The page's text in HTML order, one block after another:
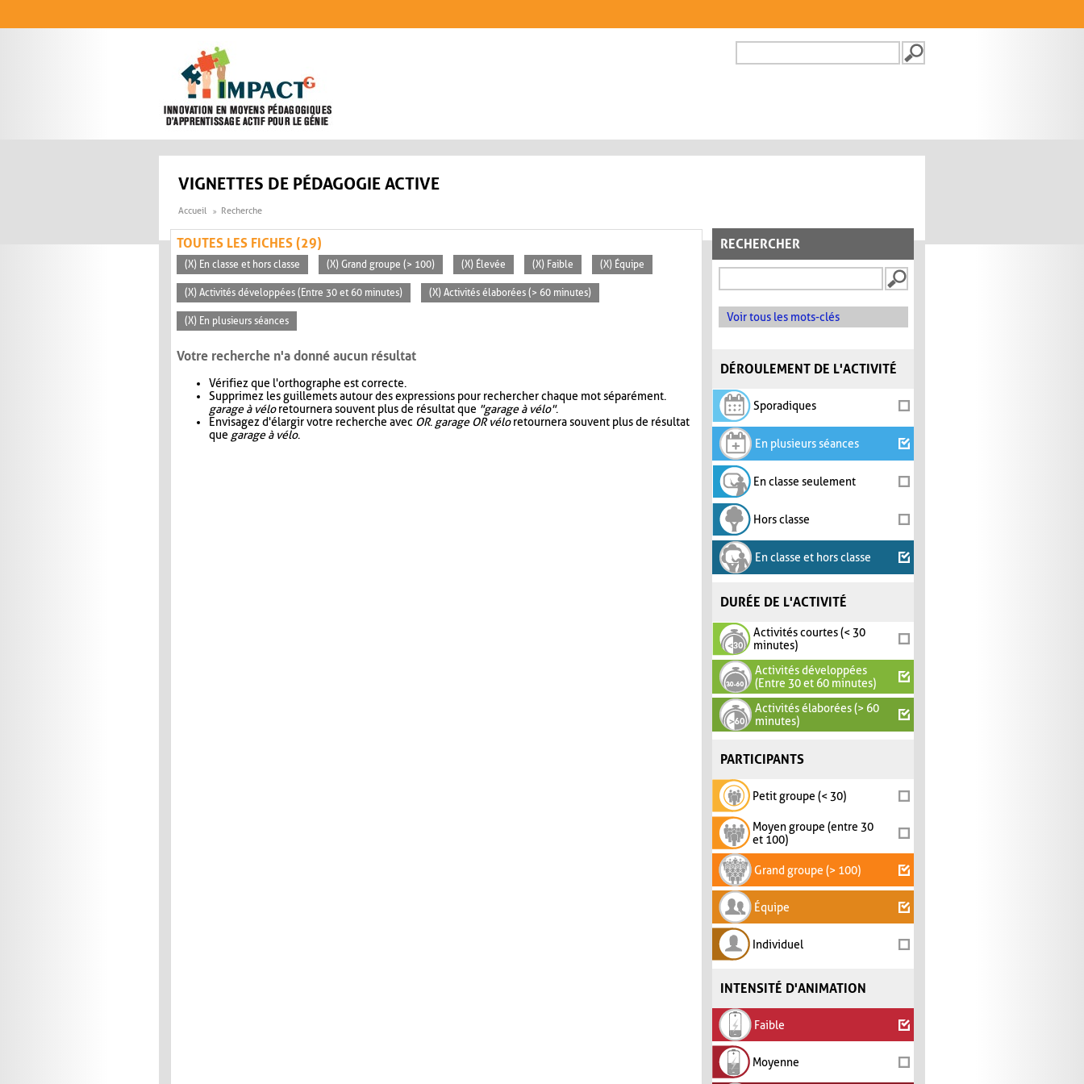
FORMULAIRE DE
VIGNETTES DE PÉDAGOGIE ACTIVE
Accueil Recherche
RECHERCHER
Voir tous les mots-clés
DÉROULEMENT DE L'ACTIVITÉ
Sporadiques
En plusieurs séances
En classe seulement
Hors classe
En classe et hors classe
DURÉE DE L'ACTIVITÉ
Activités courtes (< 30
minutes)
Activités développées
(Entre 30 et 60 minutes)
Activités élaborées (> 60
minutes)
PARTICIPANTS
Petit groupe (< 30)
Moyen groupe (entre 30
et 100)
Grand groupe (> 100)
Équipe
Individuel
INTENSITÉ D'ANIMATION
Faible
Moyenne
TOUTES LES FICHES (29)
(X) En classe et hors classe (X) Grand groupe (> 100) (X) Élevée (X) Faible (X) Équipe
(X) Activités développées (Entre 30 et 60 minutes) (X) Activités élaborées (> 60 minutes)
(X) En plusieurs séances
Votre recherche n'a donné aucun résultat
Vérifiez que l'orthographe est correcte.
Supprimez les guillemets autour des expressions pour rechercher chaque mot séparément.
garage à véloretournera souvent plus de résultat que "garage à vélo".
Envisagez d'élargir votre recherche avec OR. garage OR véloretournera souvent plus de résultat
que garage à vélo.